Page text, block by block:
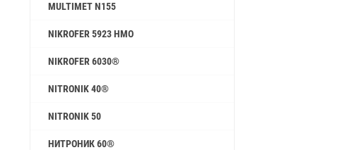
MULTIMET N155
NIKROFER 5923 HMO
NIKROFER 6030®
NITRONIK 40®
NITRONIK 50
НИТРОНИК 60®